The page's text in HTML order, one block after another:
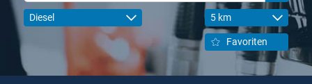
Diesel 5 km
Favoriten